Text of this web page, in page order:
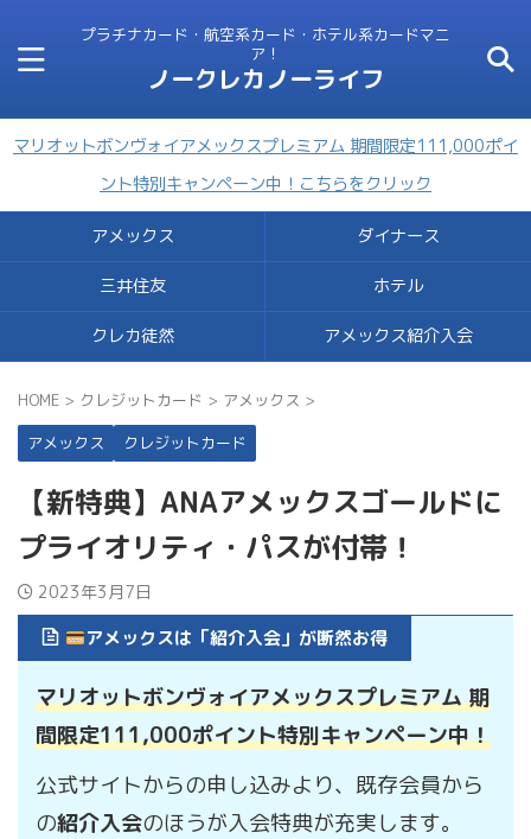
プラチナカード・航空系カード・ホテル系カードマニ
ア！
ノークレカノーライフ
マリオットボンヴォイアメックスプレミアム 期間限定111,000ポイ
ント特別キャンペーン中！こちらをクリック
アメックス ダイナース
三井住友 ホテル
クレカ徒然 アメックス紹介入会
HOME > クレジットカード > アメックス >
アメックス
クレジットカード
【新特典】ANAアメックスゴールドに
プライオリティ・パスが付帯！
2023年3月7日
アメックスは「紹介入会」が断然お得
マリオットボンヴォイアメックスプレミアム 期
間限定111,000ポイント特別キャンペーン中！
公式サイトからの申し込みより、既存会員から
の紹介入会のほうが入会特典が充実します。